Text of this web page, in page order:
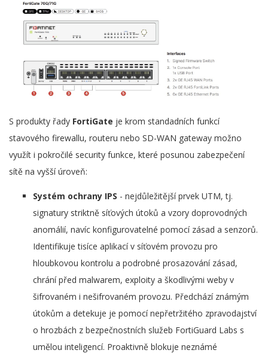
S produkty řady FortiGate je krom standadních funkcí
stavového firewallu, routeru nebo SD-WAN gateway možno
využít i pokročilé security funkce, které posunou zabezpečení
sítě na vyšší úroveň:
Systém ochrany IPS - nejdůležitější prvek UTM, tj.
signatury striktně síťových útoků a vzory doprovodných
anomálií, navíc konfigurovatelné pomocí zásad a senzorů.
Identifikuje tisíce aplikací v síťovém provozu pro
hloubkovou kontrolu a podrobné prosazování zásad,
chrání před malwarem, exploity a škodlivými weby v
šifrovaném i nešifrovaném provozu. Předchází známým
útokům a detekuje je pomocí nepřetržitého zpravodajství
o hrozbách z bezpečnostních služeb FortiGuard Labs s
umělou inteligencí. Proaktivně blokuje neznámé